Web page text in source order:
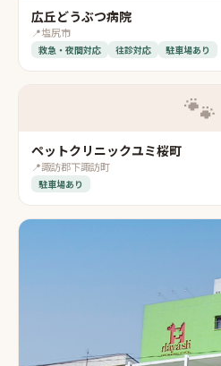
広丘どうぶつ病院
📍塩尻市
救急・夜間対応 往診対応 駐車場あり
🐾
ペットクリニックユミ桜町
📍諏訪郡下諏訪町
駐車場あり